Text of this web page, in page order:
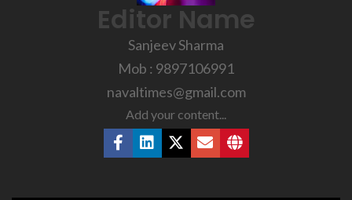
Editor Name
Sanjeev Sharma
Mob : 9897106991
navaltimes@gmail.com
Add your content...